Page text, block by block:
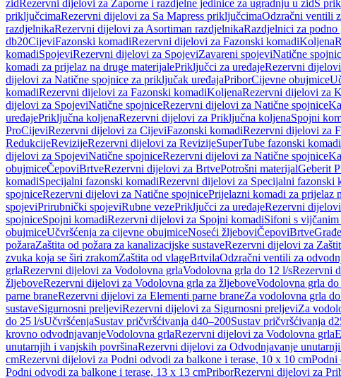
zidRezervni dijelovi za Zaporne i razdjelne jedinice za ugradnju u zidS
priključcimaRezervni dijelovi za Sa Mapress priključcimaOdzračni ventili
razdjelnikaRezervni dijelovi za Asortiman razdjelnikaRazdjelnici za podno
db20CijeviFazonski komadiRezervni dijelovi za Fazonski komadiKoljena
komadiSpojeviRezervni dijelovi za SpojeviZavareni spojeviNatične
komadi za prijelaz na druge materijalePriključci za uređajeRezervni
dijelovi za Natične spojnice za priključak uređajaPriborCijevne obujmice
komadiRezervni dijelovi za Fazonski komadiKoljenaRezervni dijelovi za
dijelovi za SpojeviNatične spojniceRezervni dijelovi za Natične spojnice
uređajePriključna koljenaRezervni dijelovi za Priključna koljenaSpojni
ProCijeviRezervni dijelovi za CijeviFazonski komadiRezervni dijelovi za
RedukcijeRevizijeRezervni dijelovi za RevizijeSuperTube fazonski komadi
dijelovi za SpojeviNatične spojniceRezervni dijelovi za Natične spojnice
obujmiceČepoviBrtveRezervni dijelovi za BrtvePotrošni materijalGeberit
komadiSpecijalni fazonski komadiRezervni dijelovi za Specijalni fazonski
spojniceRezervni dijelovi za Natične spojnicePrijelazni komadi za prijelaz
spojeviPrirubnički spojeviRubne vezePriključci za uređajeRezervni
spojniceSpojni komadiRezervni dijelovi za Spojni komadiSifoni s vijčanim
obujmiceUčvršćenja za cijevne obujmiceNoseći žljeboviČepoviBrtve
požaraZaštita od požara za kanalizacijske sustaveRezervni dijelovi za
zvuka koja se širi zrakomZaštita od vlageBrtvilaOdzračni ventili za
grlaRezervni dijelovi za Vodolovna grlaVodolovna grla do 12 l/sRezervni
žljeboveRezervni dijelovi za Vodolovna grla za žljeboveVodolovna grla do
parne braneRezervni dijelovi za Elementi parne braneZa vodolovna grla
sustaveSigurnosni preljeviRezervni dijelovi za Sigurnosni preljeviZa
do 25 l/sUčvršćenjaSustav pričvršćivanja d40–200Sustav pričvršćivanja
krovno odvodnjavanjeVodolovna grlaRezervni dijelovi za Vodolovna grla
unutarnjih i vanjskih površinaRezervni dijelovi za Odvodnjavanje
cmRezervni dijelovi za Podni odvodi za balkone i terase, 10 x 10 cmPodni
Podni odvodi za balkone i terase, 13 x 13 cmPriborRezervni dijelovi za